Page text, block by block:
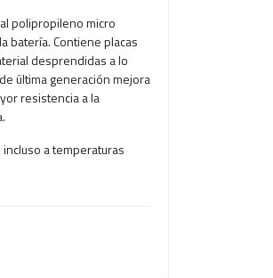
polipropileno micro
batería. Contiene placas
desprendidas a lo
última generación mejora
resistencia a la
a temperaturas